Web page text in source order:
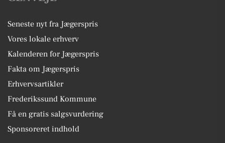
Seneste nyt fra Jægerspris
Vores lokale erhverv
Kalenderen for Jægerspris
Fakta om Jægerspris
Erhvervsartikler
Frederikssund Kommune
Få en gratis salgsvurdering
Sponsoreret indhold